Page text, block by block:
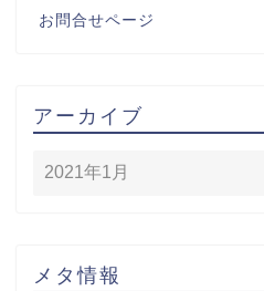
お問合せページ
アーカイブ
メタ情報